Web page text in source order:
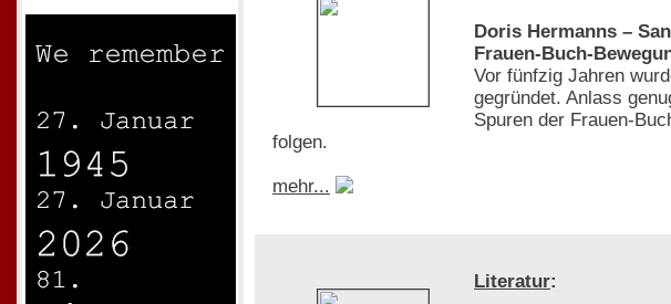
Doris Hermanns –
Frauen-Buch-
Vor fünfzig Jahren
gegründet. Anlass
Spuren der Frauen-
folgen.
mehr...
Literatur: